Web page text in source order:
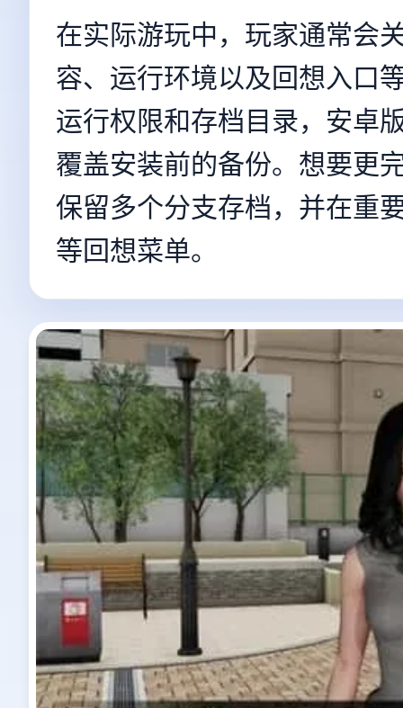
在实际游玩中，玩家通常会
容、运行环境以及回想入口
运行权限和存档目录，安卓
覆盖安装前的备份。想要更
保留多个分支存档，并在重
等回想菜单。